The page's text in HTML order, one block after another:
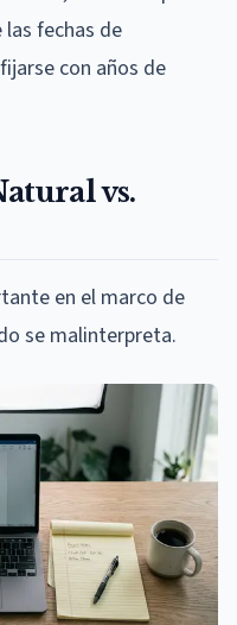
fechas de
con años de
vs.
en el marco de
se malinterpreta.